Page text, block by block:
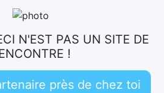
N'EST PAS UN SITE DE
!
près de chez toi